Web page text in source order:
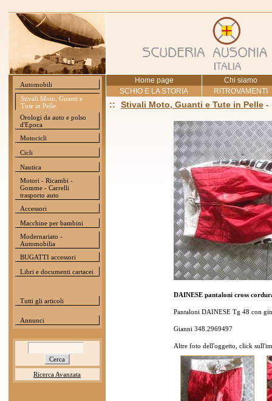
Automobili
Stivali Moto, Guanti e
Tute in Pelle
Orologi da auto e polso
d'Epoca
Motocicli
Cicli
Nautica
Motori - Ricambi -
Gomme - Carrelli
trasporto auto
Accessori
Macchine per bambini
Modernariato -
Automobilia
BUGATTI accessori
Libri e documenti cartacei
Tutti gli articoli
Annunci
Ricerca Avanzata
Home page
Chi siamo
SCHIO E LA STORIA
RITROVAMENTI
:: Stivali Moto, Guanti e Tute in Pelle -
DAINESE pantaloni cross
Pantaloni DAINESE Tg 48 con
Gianni 348.2969497
Altre foto dell'oggetto, click